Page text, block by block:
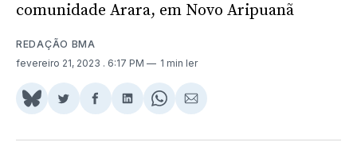
comunidade Arara, em Novo Aripuanã
REDAÇÃO BMA
fevereiro 21, 2023 . 6:17 PM 1 min ler
Share
BlueSky
Compartilhar
Twitter
Compartilhar
Facebook
Compartilhar
LinkedIn
Share
WhatsApp
Compartilhar
Email